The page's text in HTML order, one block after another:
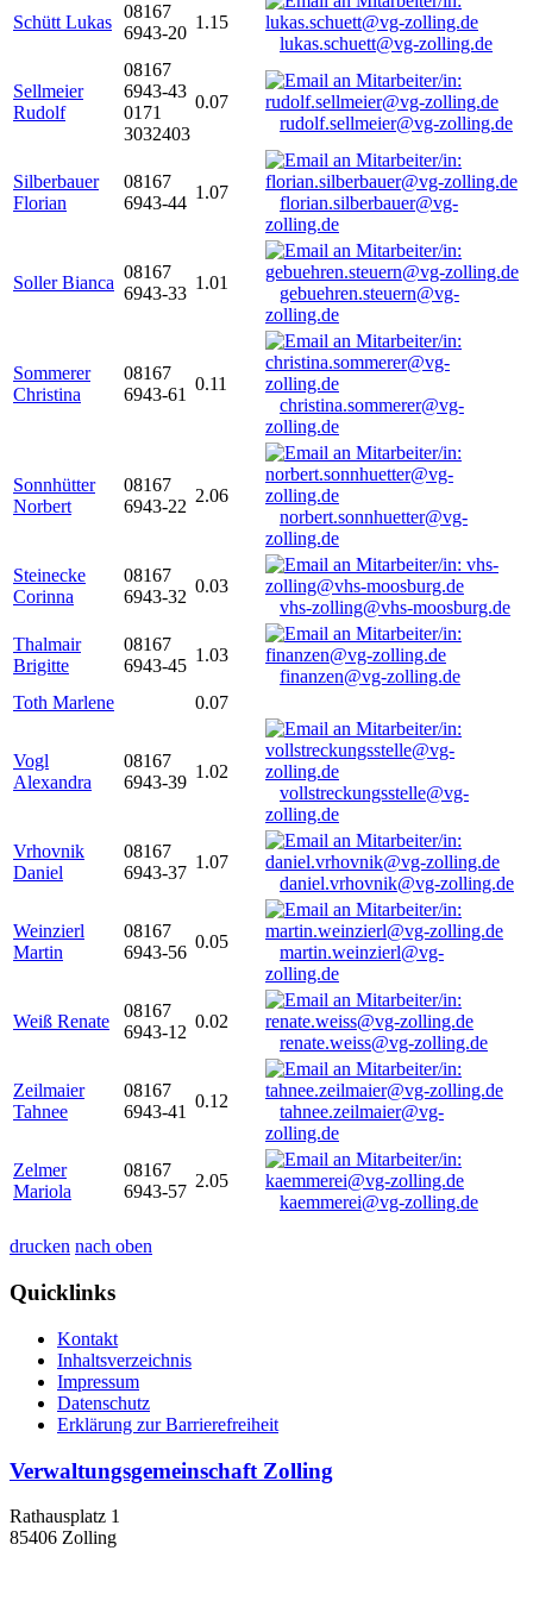
Schütt Lukas
08167
6943-20
1.15
lukas.schuett@vg-zolling.de
Sellmeier
Rudolf
08167
6943-43
0171
3032403
0.07
rudolf.sellmeier@vg-zolling.de
Silberbauer
Florian
08167
6943-44
1.07
florian.silberbauer@vg-
zolling.de
Soller Bianca
08167
6943-33
1.01
gebuehren.steuern@vg-
zolling.de
Sommerer
Christina
08167
6943-61
0.11
christina.sommerer@vg-
zolling.de
Sonnhütter
Norbert
08167
6943-22
2.06
norbert.sonnhuetter@vg-
zolling.de
Steinecke
Corinna
08167
6943-32
0.03
vhs-zolling@vhs-moosburg.de
Thalmair
Brigitte
08167
6943-45
1.03
finanzen@vg-zolling.de
Toth Marlene
0.07
Vogl
Alexandra
08167
6943-39
1.02
vollstreckungsstelle@vg-
zolling.de
Vrhovnik
Daniel
08167
6943-37
1.07
daniel.vrhovnik@vg-zolling.de
Weinzierl
Martin
08167
6943-56
0.05
martin.weinzierl@vg-
zolling.de
Weiß Renate
08167
6943-12
0.02
renate.weiss@vg-zolling.de
Zeilmaier
Tahnee
08167
6943-41
0.12
tahnee.zeilmaier@vg-
zolling.de
Zelmer
Mariola
08167
6943-57
2.05
kaemmerei@vg-zolling.de
drucken nach oben
Quicklinks
Kontakt
Inhaltsverzeichnis
Impressum
Datenschutz
Erklärung zur Barrierefreiheit
Verwaltungsgemeinschaft Zolling
Rathausplatz 1
85406 Zolling